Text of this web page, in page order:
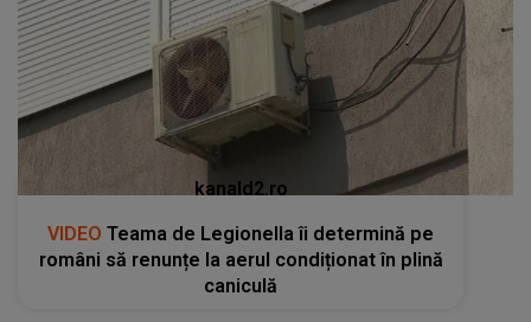
kanald2.ro
VIDEO Teama de Legionella îi determină pe
români să renunțe la aerul condiționat în plină
caniculă